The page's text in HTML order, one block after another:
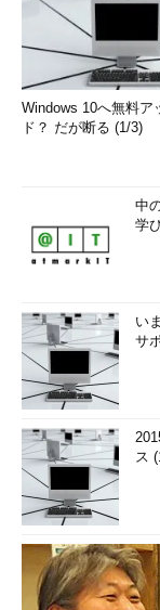
Windows 10へ無料ア
ド？ だが断る (1/3)
中
学
い
サ
ス